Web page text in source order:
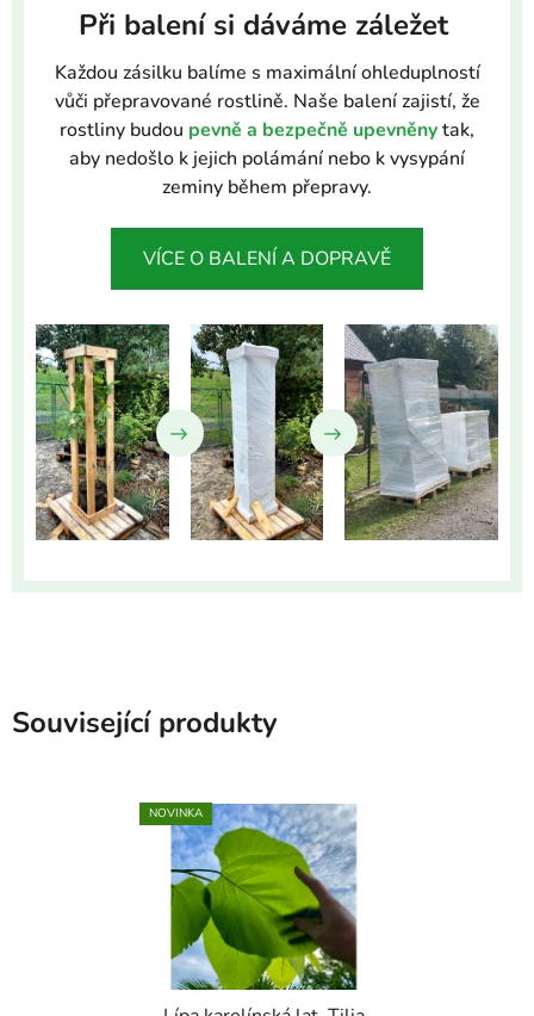
Při balení si dáváme záležet
Každou zásilku balíme s maximální ohleduplností
vůči přepravované rostlině. Naše balení zajistí, že
rostliny budou pevně a bezpečně upevněnytak,
aby nedošlo k jejich polámání nebo k vysypání
zeminy během přepravy.
VÍCE O BALENÍ A DOPRAVĚ
Související produkty
NOVINKA